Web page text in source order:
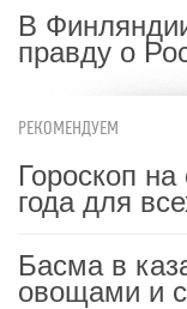
В
правду о
РЕКОМЕНДУЕМ
Гороскоп на
года для
Басма в
овощами и